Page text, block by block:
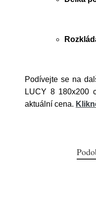
Podívejte se na
LUCY 8 180x200
aktuální cena.